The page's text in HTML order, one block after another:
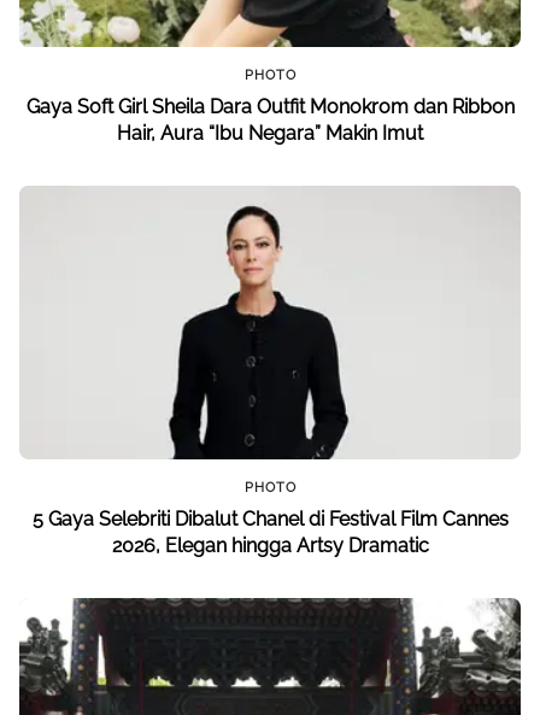
PHOTO
Gaya Soft Girl Sheila Dara Outfit Monokrom dan Ribbon
Hair, Aura “Ibu Negara” Makin Imut
PHOTO
5 Gaya Selebriti Dibalut Chanel di Festival Film Cannes
2026, Elegan hingga Artsy Dramatic